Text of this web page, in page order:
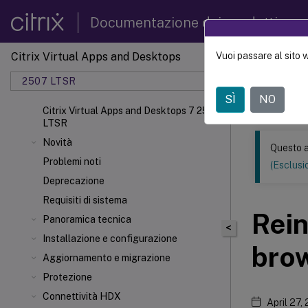
Documentazione dei prodotti
Citrix Virtual Apps and Desktops
2507 LTSR
Citrix Virtual Apps and Desktops 7 2507
LTSR
Novità
Problemi noti
Deprecazione
Requisiti di sistema
Panoramica tecnica
Installazione e configurazione
Aggiornamento e migrazione
Protezione
Connettività HDX
Questo
<
Questo
April 27,
Vuoi passare al sito
SÌ NO